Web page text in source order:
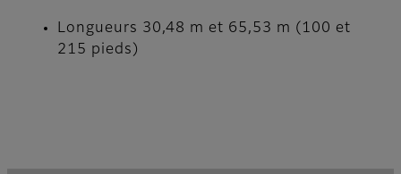
Longueurs 30,48 m et 65,53 m (100 et
215 pieds)